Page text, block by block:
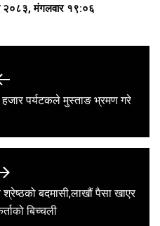
२०८३, मंगलवार १९:०६
Previousपर्यटकले मुस्ताङ भ्रमण गरे
Next
post:
बदमासी,लाखौं पैसा खाएर
बिच्चली